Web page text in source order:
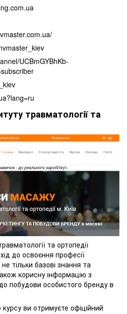
UCBmGYBhKb-
травматології та
та ортопедії
до освоєння професії
тільки базові знання та
корисну інформацію з
побудови особистого бренду в
ви отримуєте офіційний